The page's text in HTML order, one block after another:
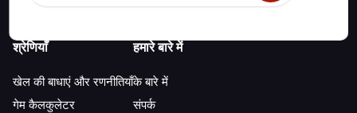
श्रेणियाँ
खेल की बाधाएं और रणनीतियाँ
गेम कैलकुलेटर
हमारे बारे में
के बारे में
संपर्क